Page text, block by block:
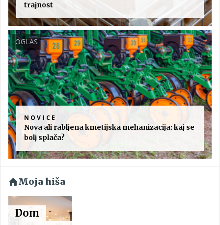
trajnost
OGLAS
NOVICE
Nova ali rabljena kmetijska mehanizacija: kaj se
bolj splača?
Moja hiša
Dom